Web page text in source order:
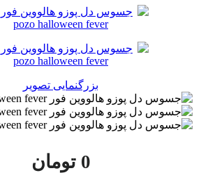
بزرگنمایی تصویر
0 تومان